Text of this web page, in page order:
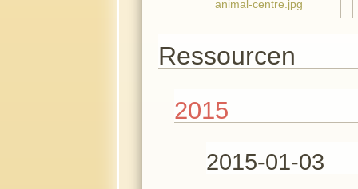
Ressourcen
2015
2015-01-03